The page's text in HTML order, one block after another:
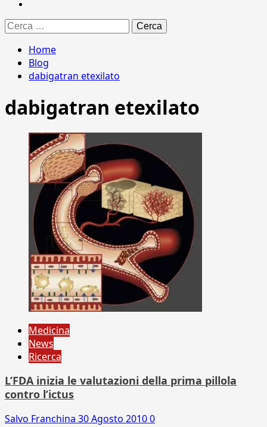
Ricerca
per:
Home
Blog
dabigatran etexilato
dabigatran etexilato
Medicina
News
Ricerca
L’FDA inizia le valutazioni della prima pillola
contro l’ictus
Salvo Franchina 30 Agosto 20100